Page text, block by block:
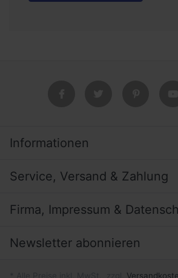
Informationen
Service, Versand & Zahlung
Firma, Impressum &
Newsletter abonnieren